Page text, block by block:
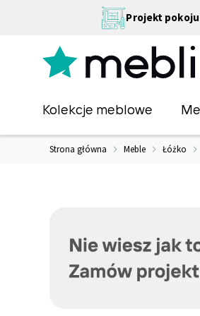
Projekt pokoju
Kolekcje meblowe
Strona główna Meble Łóżko